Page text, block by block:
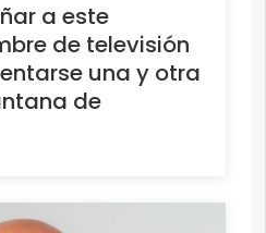
a este
de televisión
una y otra
de